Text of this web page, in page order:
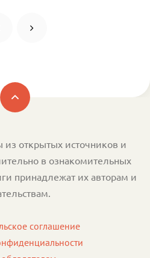
из открытых источников и
в ознакомительных
принадлежат их авторам и
соглашение